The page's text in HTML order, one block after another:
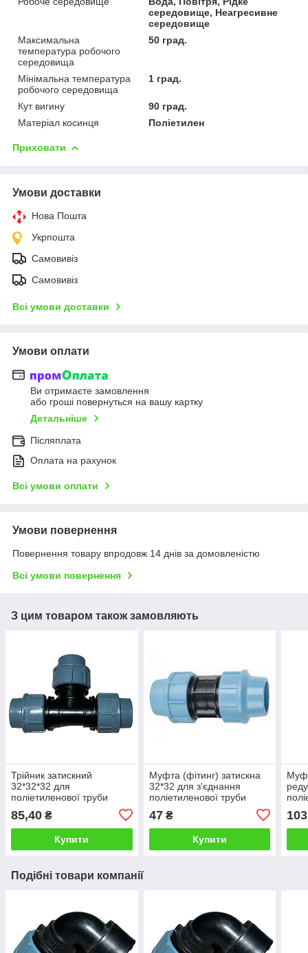
середовище, Неагресивне
середовище
Максимальна
температура робочого
середовища
50 град.
Мінімальна температура
робочого середовища
1 град.
Кут вигину
90 град.
Матеріал косинця
Поліетилен
Приховати
Умови доставки
Нова Пошта
Укрпошта
Самовивіз
Самовивіз
Всі умови доставки
Умови оплати
Ви отримаєте замовлення
або гроші повернуться на вашу картку
Детальніше
Післяплата
Оплата на рахунок
Всі умови оплати
Умови повернення
Повернення товару впродовж 14 днів за домовленістю
Всі умови повернення
З цим товаром також замовляють
Трійник затискний
32*32*32 для
поліетиленової труби
85,40 ₴
Купити
Муфта (фітинг) затискна
32*32 для з'єднання
поліетиленової труби
47₴
Купити
Подібні товари компанії